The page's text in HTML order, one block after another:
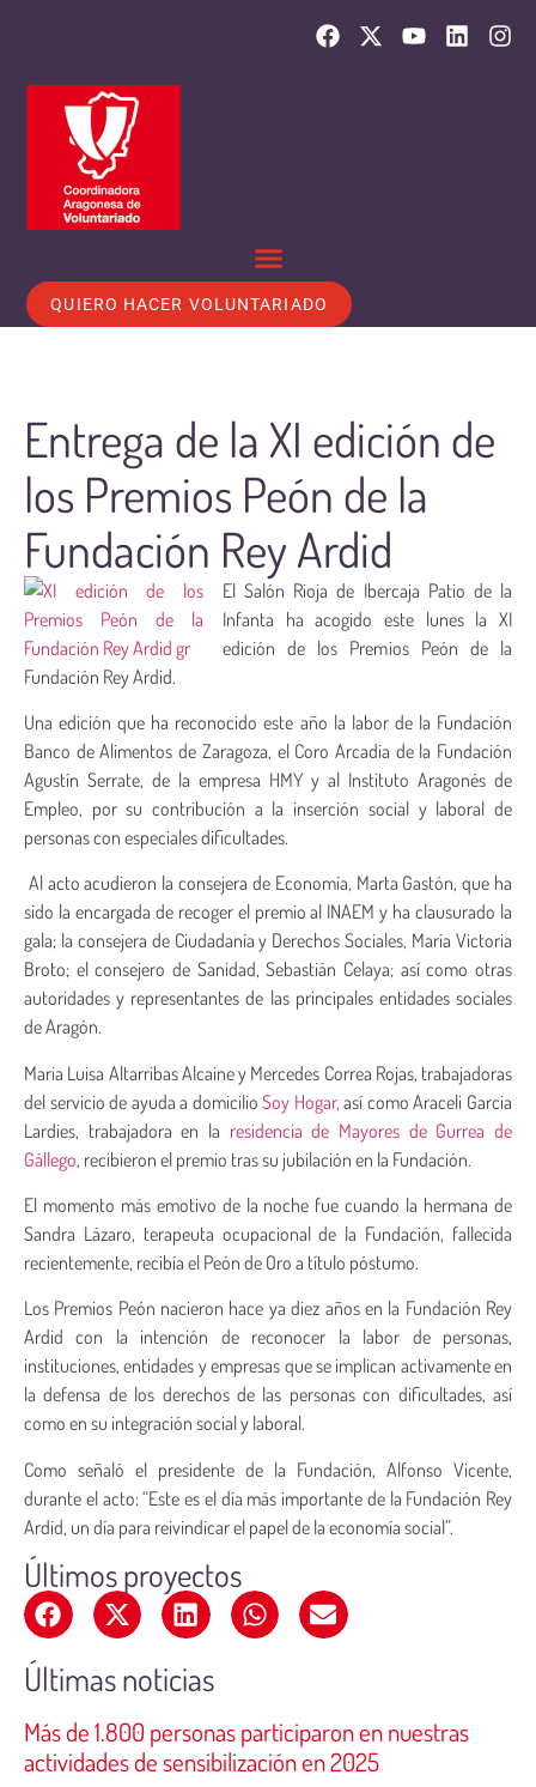
QUIERO HACER VOLUNTARIADO
Entrega de la XI edición de
los Premios Peón de la
Fundación Rey Ardid
El Salón Rioja de Ibercaja Patio de la
Infanta ha acogido este lunes la XI
edición de los Premios Peón de la
Fundación Rey Ardid.
Una edición que ha reconocido este año la labor de la Fundación
Banco de Alimentos de Zaragoza, el Coro Arcadia de la Fundación
Agustín Serrate, de la empresa HMY y al Instituto Aragonés de
Empleo, por su contribución a la inserción social y laboral de
personas con especiales dificultades.
Al acto acudieron la consejera de Economía, Marta Gastón, que ha
sido la encargada de recoger el premio al INAEM y ha clausurado la
gala; la consejera de Ciudadanía y Derechos Sociales, María Victoria
Broto; el consejero de Sanidad, Sebastián Celaya; así como otras
autoridades y representantes de las principales entidades sociales
de Aragón.
Maria Luisa Altarribas Alcaine y Mercedes Correa Rojas, trabajadoras
del servicio de ayuda a domicilioSoy Hogar, así como Araceli Garcia
Lardies, trabajadora en la residencia de Mayores de Gurrea de
Gállego, recibieron el premio tras su jubilación en la Fundación.
El momento más emotivo de la noche fue cuando la hermana de
Sandra Lázaro, terapeuta ocupacional de la Fundación, fallecida
recientemente, recibía el Peón de Oro a título póstumo.
Los Premios Peón nacieron hace ya diez años en la Fundación Rey
Ardid con la intención de reconocer la labor de personas,
instituciones, entidades y empresas que se implican activamente en
la defensa de los derechos de las personas con dificultades, así
como en su integración social y laboral.
Como señaló el presidente de la Fundación, Alfonso Vicente,
durante el acto: “Este es el día más importante de la Fundación Rey
Ardid, un día para reivindicar el papel de la economía social”.
Últimos proyectos
Últimas noticias
Más de 1.800 personas participaron en nuestras
actividades de sensibilización en 2025